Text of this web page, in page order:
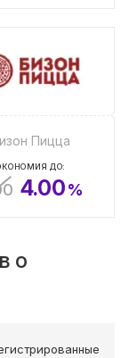
Пицца
ДО:
4.00%
о